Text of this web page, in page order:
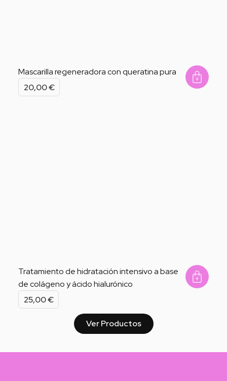
Mascarilla regeneradora con queratina pura
20,00€ Add
Tratamiento de hidratación intensivo a base
de colágeno y ácido hialurónico
25,00€
Add
Ver Productos